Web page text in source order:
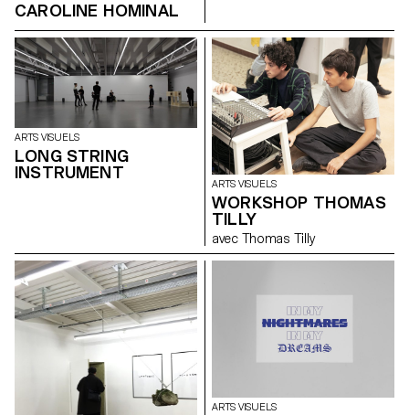
CAROLINE HOMINAL
ARTS VISUELS
LONG STRING
INSTRUMENT
ARTS VISUELS
WORKSHOP THOMAS
TILLY
avec Thomas Tilly
ARTS VISUELS